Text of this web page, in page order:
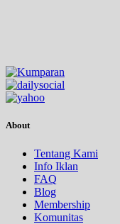
About
Tentang Kami
Info Iklan
FAQ
Blog
Membership
Komunitas